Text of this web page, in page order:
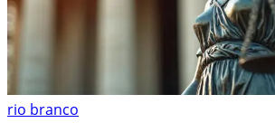
rio branco